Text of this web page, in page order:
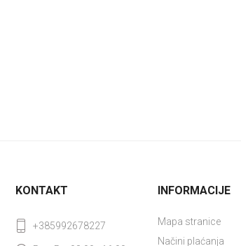
KONTAKT
+385992678227
INFORMACIJE
Mapa stranice
Načini plaćanja